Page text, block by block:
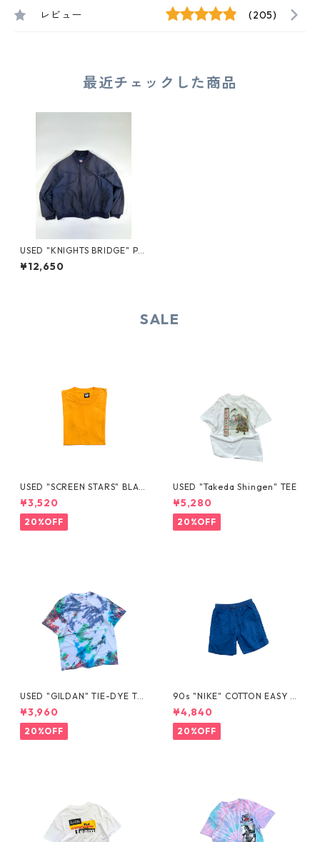
レビュー (205)
最近チェックした商品
USED "KNIGHTS BRIDGE" PA
DDED CUP SHOULDER JACK
ET
¥12,650
SALE
USED "SCREEN STARS" BLAN
K TEE
¥3,520
20%OFF
USED "Takeda Shingen" TEE
¥5,280
20%OFF
USED "GILDAN" TIE-DYE TE
E
¥3,960
20%OFF
90s "NIKE" COTTON EASY S
HORTS
¥4,840
20%OFF